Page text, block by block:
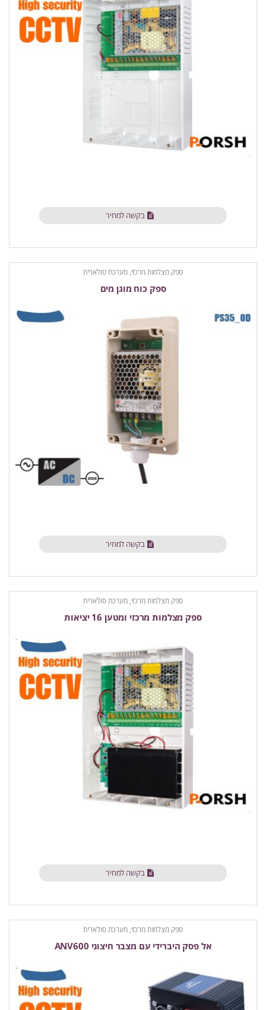
בקשה למחיר
ספק מצלמות מרכזי, מערכת סולארית
ספק כוח מוגן מים
בקשה למחיר
ספק מצלמות מרכזי, מערכת סולארית
ספק מצלמות מרכזי ומטען 16 יציאות
בקשה למחיר
ספק מצלמות מרכזי, מערכת סולארית
אל פסק היברידי עם מצבר חיצוני ANV600